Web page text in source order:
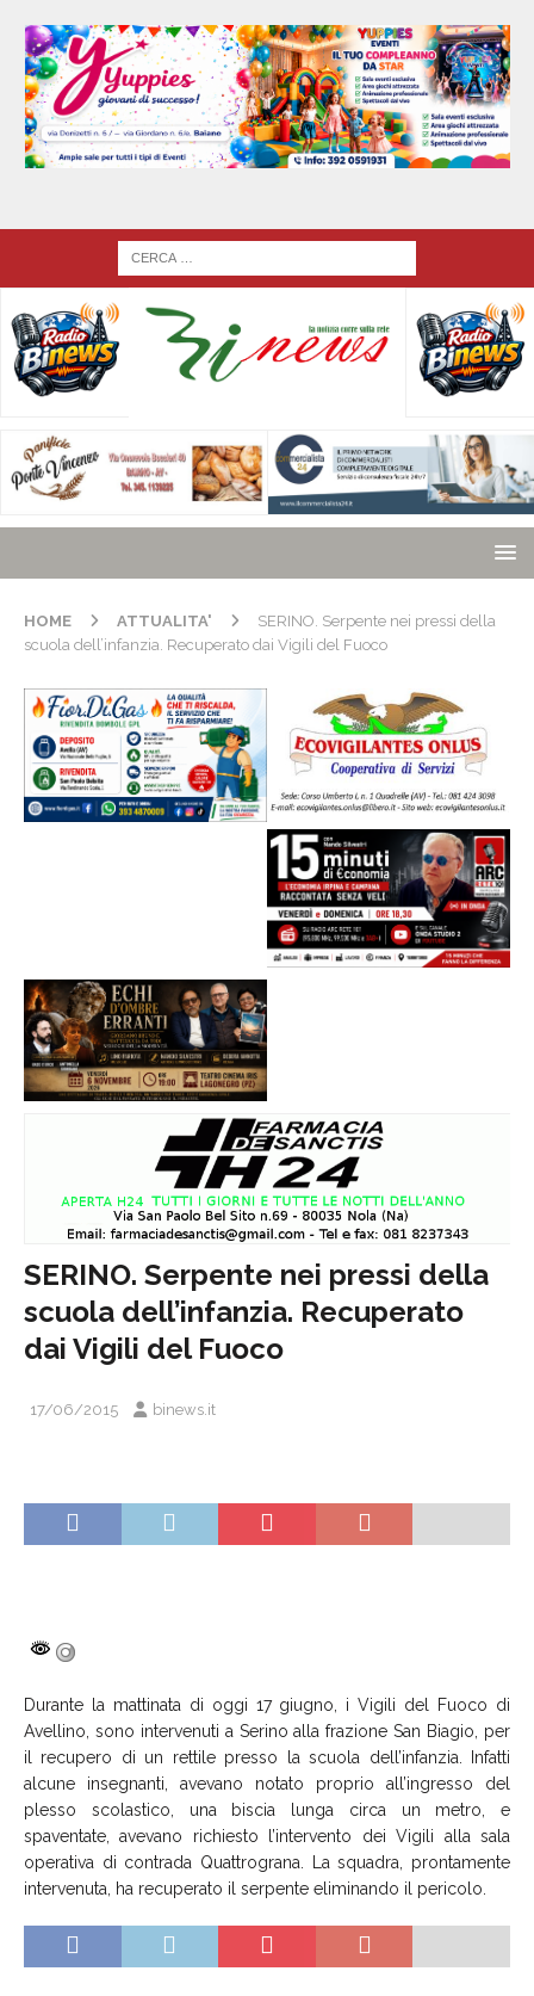
HOME ATTUALITA'
SERINO. Serpente nei pressi della
scuola dell’infanzia. Recuperato dai Vigili del Fuoco
SERINO. Serpente nei pressi della
scuola dell’infanzia. Recuperato
dai Vigili del Fuoco
17/06/2015 binews.it
Durante la mattinata di oggi 17 giugno, i Vigili del Fuoco di
Avellino, sono intervenuti a Serino alla frazione San Biagio, per
il recupero di un rettile presso la scuola dell’infanzia. Infatti
alcune insegnanti, avevano notato proprio all’ingresso del
plesso scolastico, una biscia lunga circa un metro, e
spaventate, avevano richiesto l’intervento dei Vigili alla sala
operativa di contrada Quattrograna. La squadra, prontamente
intervenuta, ha recuperato il serpente eliminando il pericolo.